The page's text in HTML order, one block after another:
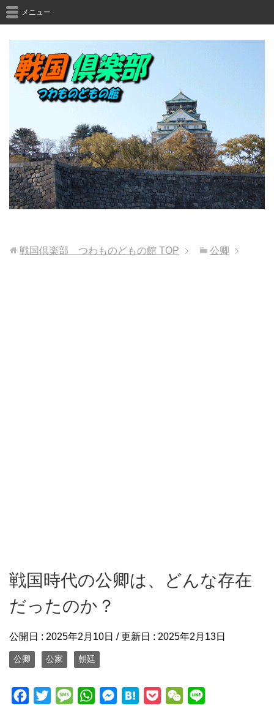
メニュー
戦国倶楽部 つわものどもの館 TOP 公卿
戦国時代の公卿は、どんな存在
だったのか？
公開日 : 2025年2月10日 / 更新日 : 2025年2月13日
公卿 公家 朝廷
M
W
W